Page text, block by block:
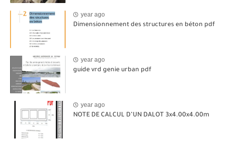
year ago
Dimensionnement des structures en béton pdf
year ago
guide vrd genie urban pdf
year ago
NOTE DE CALCUL D’UN DALOT 3x4.00x4.00m